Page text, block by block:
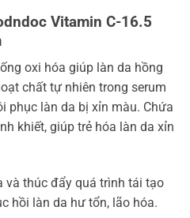
Vitamin C-16.5
oxi hóa giúp làn da hồng
chất tự nhiên trong serum
phục làn da bị xỉn màu. Chứa
khiết, giúp trẻ hóa làn da xỉn
và thúc đẩy quá trình tái tạo
hồi làn da hư tổn, lão hóa.